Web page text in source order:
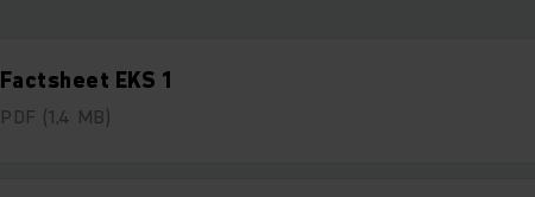
Factsheet EKS 1
PDF (1,4 MB)